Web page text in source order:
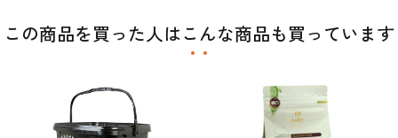
この商品を買った人はこんな商品も買っています